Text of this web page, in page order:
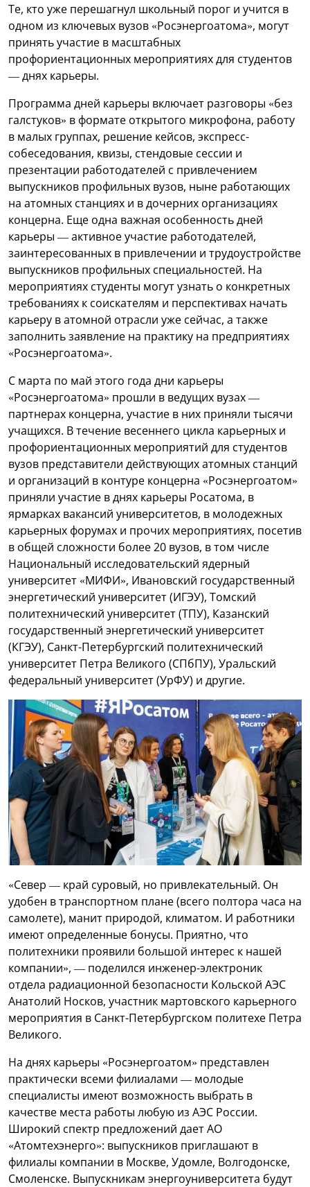
Те, кто уже перешагнул школьный порог и учится в
одном из ключевых вузов «Росэнергоатома», могут
принять участие в масштабных
профориентационных мероприятиях для студентов
— днях карьеры.
Программа дней карьеры включает разговоры «без
галстуков» в формате открытого микрофона, работу
в малых группах, решение кейсов, экспресс-
собеседования, квизы, стендовые сессии и
презентации работодателей с привлечением
выпускников профильных вузов, ныне работающих
на атомных станциях и в дочерних организациях
концерна. Еще одна важная особенность дней
карьеры — активное участие работодателей,
заинтересованных в привлечении и трудоустройстве
выпускников профильных специальностей. На
мероприятиях студенты могут узнать о конкретных
требованиях к соискателям и перспективах начать
карьеру в атомной отрасли уже сейчас, а также
заполнить заявление на практику на предприятиях
«Росэнергоатома».
С марта по май этого года дни карьеры
«Росэнергоатома» прошли в ведущих вузах —
партнерах концерна, участие в них приняли тысячи
учащихся. В течение весеннего цикла карьерных и
профориентационных мероприятий для студентов
вузов представители действующих атомных станций
и организаций в контуре концерна «Росэнергоатом»
приняли участие в днях карьеры Росатома, в
ярмарках вакансий университетов, в молодежных
карьерных форумах и прочих мероприятиях, посетив
в общей сложности более 20 вузов, в том числе
Национальный исследовательский ядерный
университет «МИФИ», Ивановский государственный
энергетический университет (ИГЭУ), Томский
политехнический университет (ТПУ), Казанский
государственный энергетический университет
(КГЭУ), Санкт-Петербургский политехнический
университет Петра Великого (СПбПУ), Уральский
федеральный университет (УрФУ) и другие.
«Север — край суровый, но привлекательный. Он
удобен в транспортном плане (всего полтора часа на
самолете), манит природой, климатом. И работники
имеют определенные бонусы. Приятно, что
политехники проявили большой интерес к нашей
компании», — поделился инженер-электроник
отдела радиационной безопасности Кольской АЭС
Анатолий Носков, участник мартовского карьерного
мероприятия в Санкт-Петербургском политехе Петра
Великого.
На днях карьеры «Росэнергоатом» представлен
практически всеми филиалами — молодые
специалисты имеют возможность выбрать в
качестве места работы любую из АЭС России.
Широкий спектр предложений дает АО
«Атомтехэнерго»: выпускников приглашают в
филиалы компании в Москве, Удомле, Волгодонске,
Смоленске. Выпускникам энергоуниверситета будут